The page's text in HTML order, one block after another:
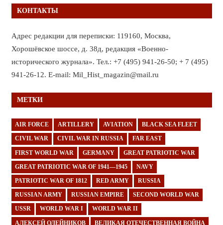
КОНТАКТЫ
Адрес редакции для переписки: 119160, Москва,
Хорошёвское шоссе, д. 38д, редакция «Военно-
исторического журнала». Тел.: +7 (495) 941-26-50; + 7 (495)
941-26-12. E-mail: Mil_Hist_magazin@mail.ru
МЕТКИ
AIR FORCE ARTILLERY AVIATION BLACK SEA FLEET
CIVIL WAR CIVIL WAR IN RUSSIA FAR EAST
FIRST WORLD WAR GERMANY GREAT PATRIOTIC WAR
GREAT PATRIOTIC WAR OF 1941—1945 NAVY
PATRIOTIC WAR OF 1812 RED ARMY RUSSIA
RUSSIAN ARMY RUSSIAN EMPIRE SECOND WORLD WAR
USSR WORLD WAR I WORLD WAR II
АЛЕКСЕЙ ОЛЕЙНИКОВ ВЕЛИКАЯ ОТЕЧЕСТВЕННАЯ ВОЙНА